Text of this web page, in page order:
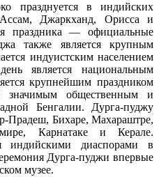
празднуется в индийских
Джаркханд, Орисса и
праздника — официальные
также является крупным
индуистским населением
является национальным
крупнейшим праздником
значимым общественным и
Бенгалии. Дурга-пуджу
Прадеш, Бихаре, Махараштре,
Карнатаке и Керале.
индийскими диаспорами в
Дурга-пуджи впервые
музее.